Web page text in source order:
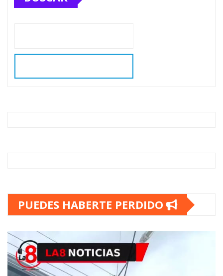
PUEDES HABERTE PERDIDO